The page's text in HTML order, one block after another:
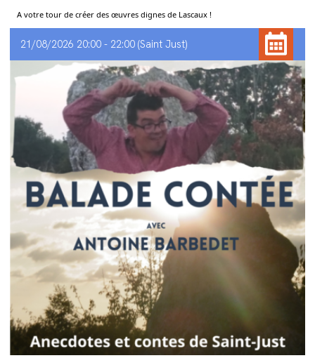
A votre tour de créer des œuvres dignes de Lascaux !
21/08/2026 20:00 - 22:00 Saint Just